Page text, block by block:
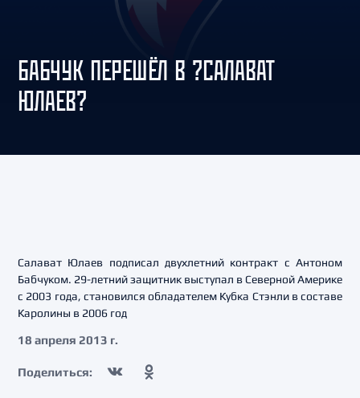
БАБЧУК ПЕРЕШЁЛ В ?САЛАВАТ
ЮЛАЕВ?
Салават Юлаев подписал двухлетний контракт с Антоном
Бабчуком. 29-летний защитник выступал в Северной Америке
с 2003 года, становился обладателем Кубка Стэнли в составе
Каролины в 2006 год
18 апреля 2013 г.
Поделиться: